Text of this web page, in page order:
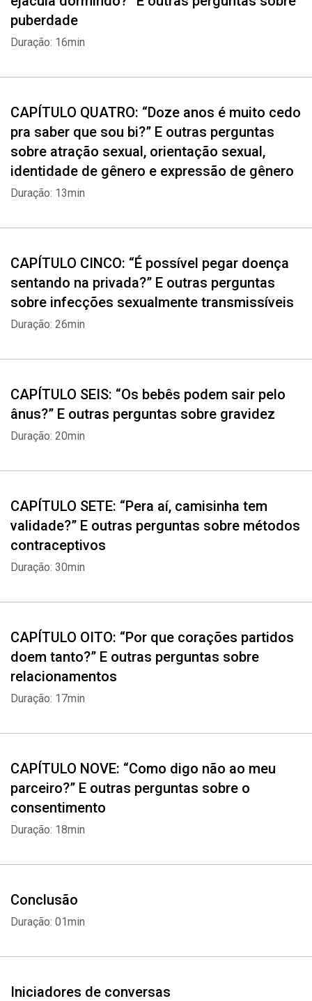
puberdade
Duração: 16min
CAPÍTULO QUATRO: “Doze anos é muito cedo
pra saber que sou bi?” E outras perguntas
sobre atração sexual, orientação sexual,
identidade de gênero e expressão de gênero
Duração: 13min
CAPÍTULO CINCO: “É possível pegar doença
sentando na privada?” E outras perguntas
sobre infecções sexualmente transmissíveis
Duração: 26min
CAPÍTULO SEIS: “Os bebês podem sair pelo
ânus?” E outras perguntas sobre gravidez
Duração: 20min
CAPÍTULO SETE: “Pera aí, camisinha tem
validade?” E outras perguntas sobre métodos
contraceptivos
Duração: 30min
CAPÍTULO OITO: “Por que corações partidos
doem tanto?” E outras perguntas sobre
relacionamentos
Duração: 17min
CAPÍTULO NOVE: “Como digo não ao meu
parceiro?” E outras perguntas sobre o
consentimento
Duração: 18min
Conclusão
Duração: 01min
Iniciadores de conversas